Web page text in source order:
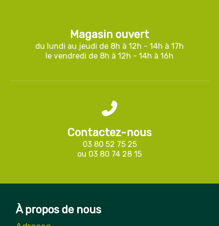
Magasin ouvert
du lundi au jeudi de 8h à 12h - 14h à 17h
le vendredi de 8h à 12h - 14h à 16h
Contactez-nous
03 80 52 75 25
ou 03 80 74 28 15
À propos de nous